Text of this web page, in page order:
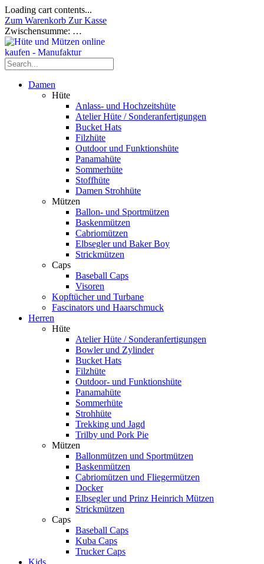
Loading cart contents...
Zum Warenkorb Zur Kasse
Zwischensumme: …
Damen
Hüte
Anlass- und Hochzeitshüte
Atelier Hüte / Sonderanfertigungen
Bucket Hats
Filzhüte
Outdoor und Funktionshüte
Panamahüte
Sommerhüte
Stoffhüte
Damen Strohhüte
Mützen
Ballon- und Sportmützen
Baskenmützen
Cabriomützen
Elbsegler und Baker Boy
Strickmützen
Caps
Baseball Caps
Visoren
Kopftücher und Turbane
Fascinators und Haarschmuck
Herren
Hüte
Atelier Hüte / Sonderanfertigungen
Bowler und Zylinder
Bucket Hats
Filzhüte
Outdoor- und Funktionshüte
Panamahüte
Sommerhüte
Strohhüte
Trekking und Jagd
Trilby und Pork Pie
Mützen
Ballonmützen und Sportmützen
Baskenmützen
Cabriomützen und Fliegermützen
Docker
Elbsegler und Prinz Heinrich Mützen
Strickmützen
Caps
Baseball Caps
Kuba Caps
Trucker Caps
Kids